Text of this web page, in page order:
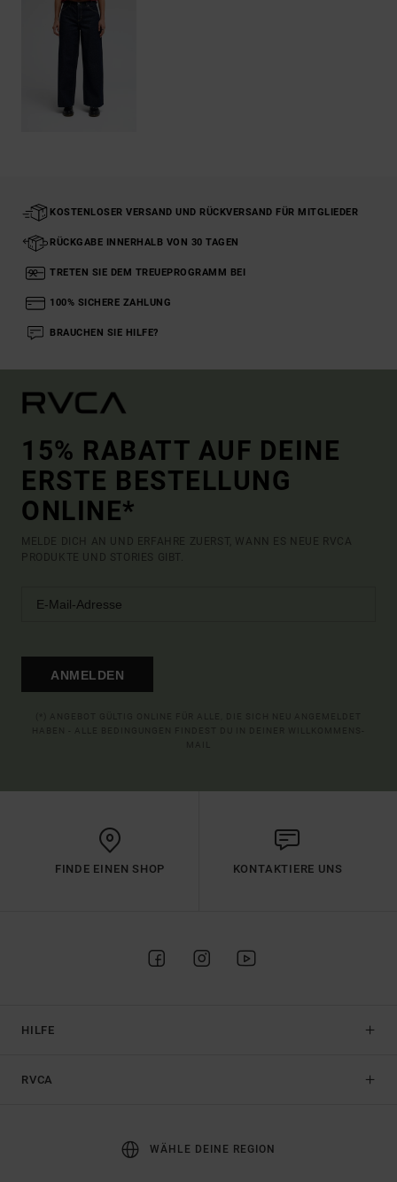
KOSTENLOSER VERSAND UND RÜCKVERSAND FÜR MITGLIEDER
RÜCKGABE INNERHALB VON 30 TAGEN
TRETEN SIE DEM TREUEPROGRAMM BEI
100% SICHERE ZAHLUNG
BRAUCHEN SIE HILFE?
15% RABATT AUF DEINE
ERSTE BESTELLUNG
ONLINE*
MELDE DICH AN UND ERFAHRE ZUERST, WANN ES NEUE RVCA
PRODUKTE UND STORIES GIBT.
ANMELDEN
FINDE EINEN SHOP KONTAKTIERE UNS
HILFE
RVCA
WÄHLE DEINE REGION